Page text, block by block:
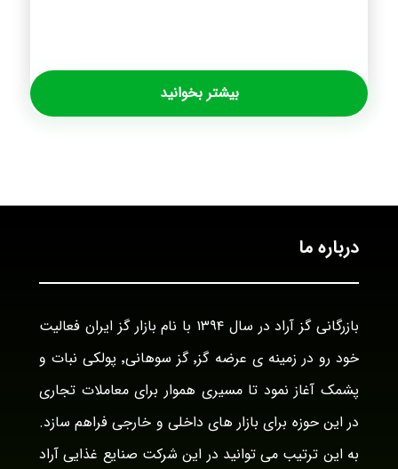
بیشتر بخوانید
درباره ما
بازرگانی گز آراد در سال ۱۳۹۴ با نام بازار گز ایران فعالیت
خود رو در زمینه ی عرضه گز٬ گز سوهانی٬ پولکی نبات و
پشمک آغاز نمود تا مسیری هموار برای معاملات تجاری
در این حوزه برای بازار های داخلی و خارجی فراهم سازد.
به این ترتیب می توانید در این شرکت صنایع غذایی آراد